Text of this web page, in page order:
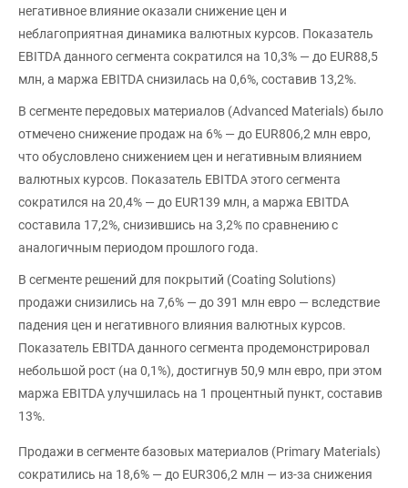
негативное влияние оказали снижение цен и
неблагоприятная динамика валютных курсов. Показатель
EBITDA данного сегмента сократился на 10,3% — до EUR88,5
млн, а маржа EBITDA снизилась на 0,6%, составив 13,2%.
В сегменте передовых материалов (Advanced Materials) было
отмечено снижение продаж на 6% — до EUR806,2 млн евро,
что обусловлено снижением цен и негативным влиянием
валютных курсов. Показатель EBITDA этого сегмента
сократился на 20,4% — до EUR139 млн, а маржа EBITDA
составила 17,2%, снизившись на 3,2% по сравнению с
аналогичным периодом прошлого года.
В сегменте решений для покрытий (Coating Solutions)
продажи снизились на 7,6% — до 391 млн евро — вследствие
падения цен и негативного влияния валютных курсов.
Показатель EBITDA данного сегмента продемонстрировал
небольшой рост (на 0,1%), достигнув 50,9 млн евро, при этом
маржа EBITDA улучшилась на 1 процентный пункт, составив
13%.
Продажи в сегменте базовых материалов (Primary Materials)
сократились на 18,6% — до EUR306,2 млн — из-за снижения